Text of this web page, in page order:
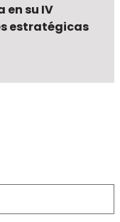
su IV
estratégicas